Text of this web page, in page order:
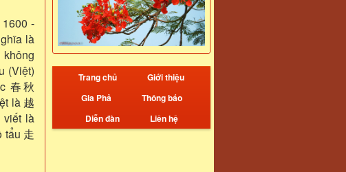
-
là
(Việt)
春秋
là 越
viết là
tẩu 走
Trang chủ
Giới thiệu
Gia Phả
Thông báo
Diễn đàn
Liên hệ